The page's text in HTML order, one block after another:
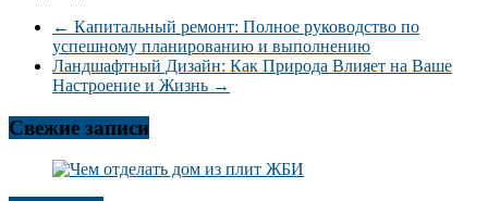
← Капитальный ремонт: Полное руководство по
успешному планированию и выполнению
Ландшафтный Дизайн: Как Природа Влияет на Ваше
Настроение и Жизнь →
Свежие записи